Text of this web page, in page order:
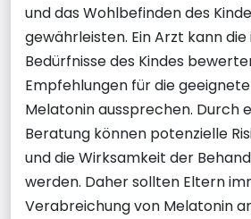
und das Wohlbefinden des
gewährleisten. Ein Arzt kann
Bedürfnisse des Kindes
Empfehlungen für die
Melatonin aussprechen. Durch
Beratung können potenzielle
und die Wirksamkeit der
werden. Daher sollten Eltern
Verabreichung von Melatonin